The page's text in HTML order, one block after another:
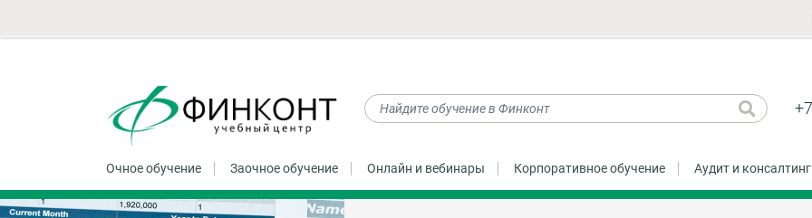
Очное обучение Заочное обучение Онлайн и вебинары Корпоративное обучение Аудит и консалтинг